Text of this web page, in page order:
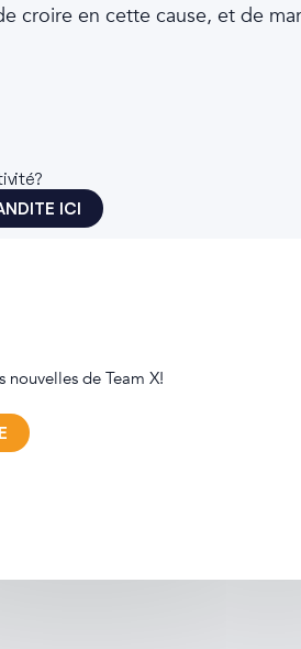
croire en cette cause, et de
ICI
de Team X!